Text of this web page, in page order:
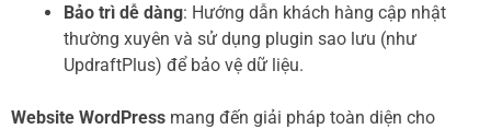
Bảo trì dễ dàng: Hướng dẫn khách hàng cập nhật
thường xuyên và sử dụng plugin sao lưu (như
UpdraftPlus) để bảo vệ dữ liệu.
Website WordPress mang đến giải pháp toàn diện cho